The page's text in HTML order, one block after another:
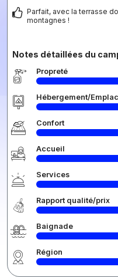
Parfait, avec la terrasse
montagnes !
Notes détaillées du
Propreté
Hébergement/
Confort
Accueil
Services
Rapport qualité/prix
Baignade
Région